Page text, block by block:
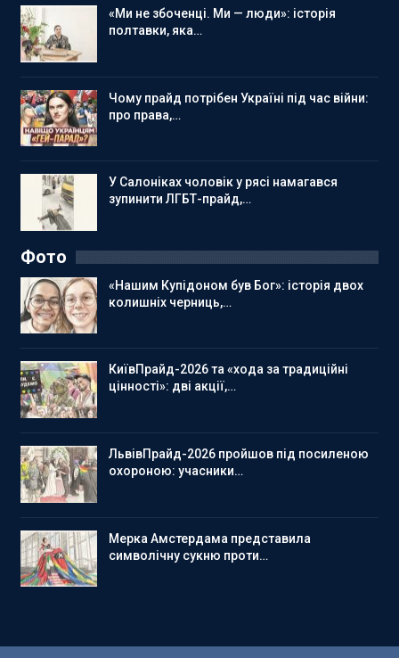
«Ми не збоченці. Ми — люди»: історія
полтавки, яка…
Чому прайд потрібен Україні під час війни:
про права,…
У Салоніках чоловік у рясі намагався
зупинити ЛГБТ-прайд,…
Фото
«Нашим Купідоном був Бог»: історія двох
колишніх черниць,…
КиївПрайд-2026 та «хода за традиційні
цінності»: дві акції,…
ЛьвівПрайд-2026 пройшов під посиленою
охороною: учасники…
Мерка Амстердама представила
символічну сукню проти…